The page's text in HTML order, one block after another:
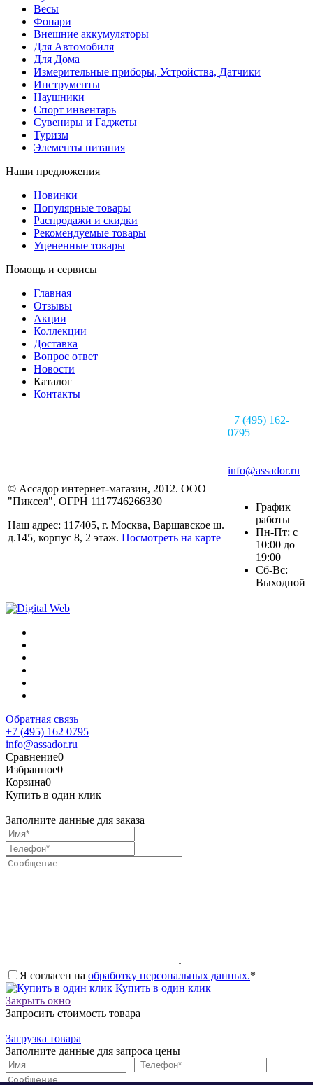
Весы
Фонари
Внешние аккумуляторы
Для Автомобиля
Для Дома
Измерительные приборы, Устройства, Датчики
Инструменты
Наушники
Спорт инвентарь
Сувениры и Гаджеты
Туризм
Элементы питания
Наши предложения
Новинки
Популярные товары
Распродажи и скидки
Рекомендуемые товары
Уцененные товары
Помощь и сервисы
Главная
Отзывы
Акции
Коллекции
Доставка
Вопрос ответ
Новости
Каталог
Контакты
© Ассадор интернет-магазин, 2012. ООО
"Пиксел", ОГРН 1117746266330
Наш адрес: 117405, г. Москва, Варшавское ш.
д.145, корпус 8, 2 этаж. Посмотреть на карте
+7 (495) 162-
0795
info@assador.ru
График
работы
Пн-Пт: с
10:00 до
19:00
Сб-Вс:
Выходной
Обратная связь
+7 (495) 162 0795
info@assador.ru
Сравнение0
Избранное0
Корзина0
Купить в один клик
Заполните данные для заказа
Я согласен на обработку персональных данных.*
Купить в один клик
Закрыть окно
Запросить стоимость товара
Загрузка товара
Заполните данные для запроса цены